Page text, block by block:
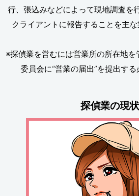
行、張込みなどによって現地調査を
クライアントに報告することを主な
※探偵業を営むには営業所の所在地
委員会に“営業の届出”を提出する
探偵業の現状